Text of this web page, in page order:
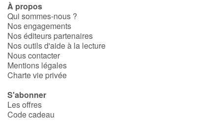
Art, espace, activité
Documentaires
En famille
Quotidien et loisirs
À l'école
À propos
Qui sommes-nous ?
Nos engagements
Nos éditeurs partenaires
Nos outils d'aide à la lecture
Nous contacter
Mentions légales
Charte vie privée
S'abonner
Les offres
Code cadeau